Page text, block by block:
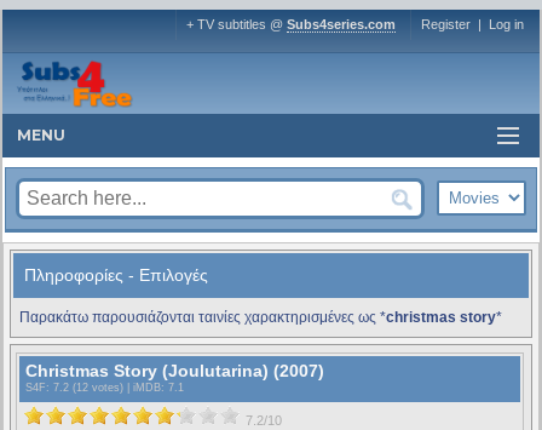
+ TV subtitles @ Subs4series.com Register | Log in
MENU
Πληροφορίες - Επιλογές
Παρακάτω παρουσιάζονται ταινίες χαρακτηρισμένες ως *christmas story*
Christmas Story (Joulutarina) (2007)
S4F : 7.2 (12 votes) | iMDB: 7.1
7.2/10